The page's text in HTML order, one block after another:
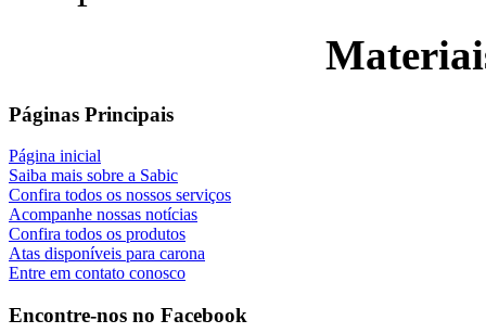
Páginas Principais
Página inicial
Saiba mais sobre a Sabic
Confira todos os nossos serviços
Acompanhe nossas notícias
Confira todos os produtos
Atas disponíveis para carona
Entre em contato conosco
Encontre-nos no Facebook